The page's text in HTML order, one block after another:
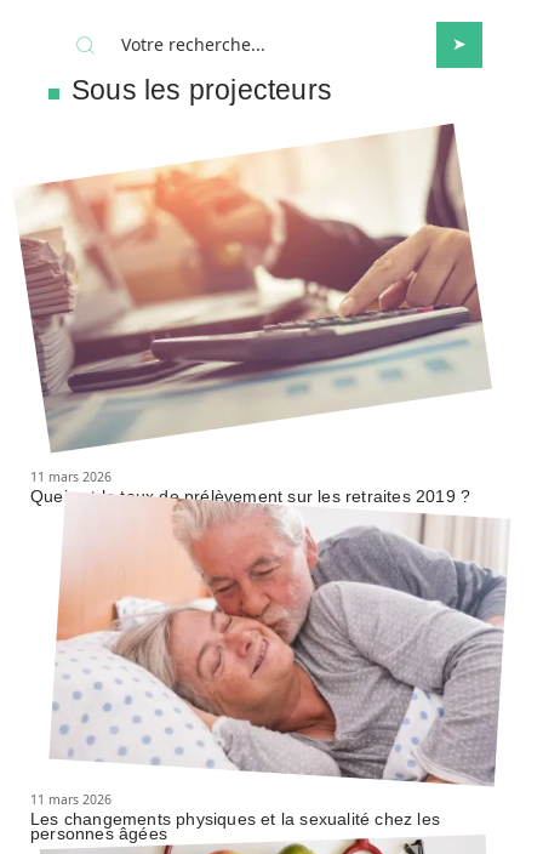
Sous les projecteurs
11 mars 2026
Quel est le taux de prélèvement sur les retraites 2019 ?
11 mars 2026
Les changements physiques et la sexualité chez les
personnes âgées